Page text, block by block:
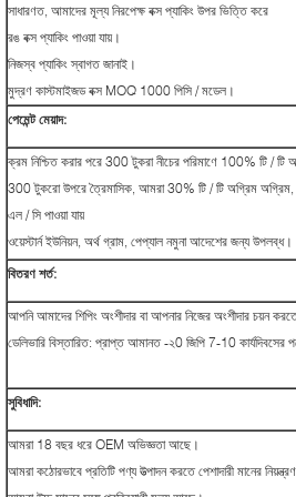
সাধারণত, আমাদের মূল্য নিরপেক্ষ বক্স প্যাকিং উপর ভিত্তি করে
রঙ বক্স প্যাকিং পাওয়া যায়।
নিজস্ব প্যাকিং স্বাগত জানাই।
মুদ্রণ কাস্টমাইজড বক্স MOQ 1000 পিসি / মডেল।
পেমেন্ট মেয়াদ:
ক্রম নিশ্চিত করার পরে 300 টুকরা নীচের পরিমাণে 100% টি / টি
300 টুকরো উপরে ত্রৈমাসিক, আমরা 30% টি / টি অগ্রিম অগ্রিম,
এল / সি পাওয়া যায়
ওয়েস্টার্ন ইউনিয়ন, অর্থ গ্রাম, পেপ্যাল ​​নমুনা আদেশের জন্য উপলব্ধ।
বিতরণ শর্ত:
আপনি আমাদের শিপিং অংশীদার বা আপনার নিজের অংশীদার চয়ন
ডেলিভারি বিস্তারিত: প্রাপ্ত আমানত -২0 জিপি 7-10
সুবিধাদি:
আমরা 18 বছর ধরে OEM অভিজ্ঞতা আছে।
আমরা কঠোরভাবে প্রতিটি পণ্য উত্পাদন করতে পেশাদারী মানের